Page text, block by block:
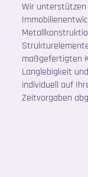
Wir
maßgefertigten
Langlebigkeit
individuell auf
Zeitvorgaben